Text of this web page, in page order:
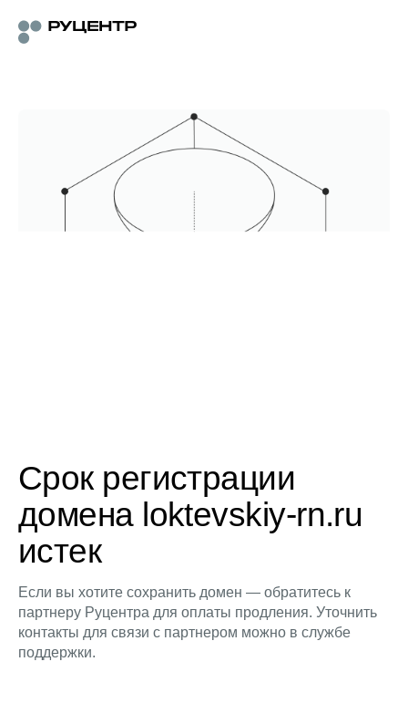
Срок регистрации
домена loktevskiy-rn.ru
истек
Если вы хотите сохранить домен — обратитесь к
партнеру Руцентра для оплаты продления. Уточнить
контакты для связи с партнером можно в службе
поддержки.